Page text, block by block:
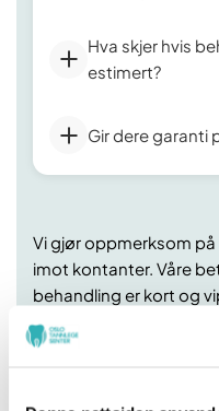
Hva skjer hvis
estimert?
Gir dere garanti
Vi gjør oppmerksom på
imot kontanter. Våre
behandling er kort og
inngå delbetaling
direkte med tannlegen.